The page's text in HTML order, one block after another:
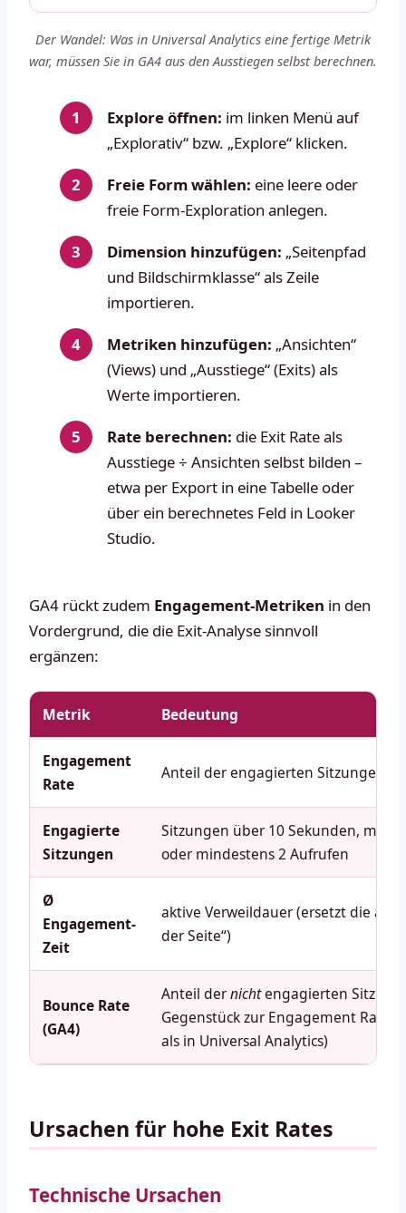
Der Wandel: Was in Universal Analytics eine fertige Metrik
war, müssen Sie in GA4 aus den Ausstiegen selbst berechnen.
Explore öffnen: im linken Menü auf
„Explorativ“ bzw. „Explore“ klicken.
Freie Form wählen: eine leere oder
freie Form-Exploration anlegen.
Dimension hinzufügen: „Seitenpfad
und Bildschirmklasse“ als Zeile
importieren.
Metriken hinzufügen: „Ansichten“
(Views) und „Ausstiege“ (Exits) als
Werte importieren.
Rate berechnen: die Exit Rate als
Ausstiege ÷ Ansichten selbst bilden –
etwa per Export in eine Tabelle oder
über ein berechnetes Feld in Looker
Studio.
GA4 rückt zudem Engagement-Metriken in den
Vordergrund, die die Exit-Analyse sinnvoll
ergänzen:
Metrik Bedeutung
Engagement
Rate
Anteil der engagierten Sitzungen
Engagierte
Sitzungen
Sitzungen über 10 Sekunden, mit
oder mindestens 2 Aufrufen
Ø
Engagement-
Zeit
aktive Verweildauer (ersetzt die alte
der Seite“)
Bounce Rate
(GA4)
Anteil dernichtengagierten
Gegenstück zur Engagement Rate
als in Universal Analytics)
Ursachen für hohe Exit Rates
Technische Ursachen